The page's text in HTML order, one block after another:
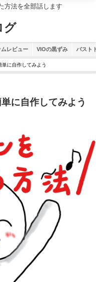
方法を全部話します
グ
レビュー VIOの黒ずみ バスト
単に自作してみよう
に自作してみよう